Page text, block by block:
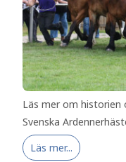
Läs mer om historien
Svenska
Läs mer...